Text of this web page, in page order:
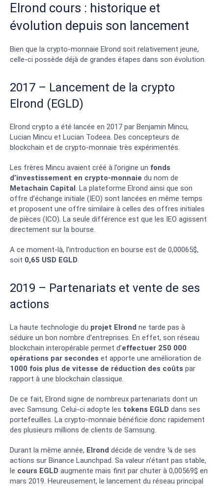
Elrond cours : historique et
évolution depuis son lancement
Bien que la crypto-monnaie Elrond soit relativement jeune,
celle-ci possède déjà de grandes étapes dans son évolution.
2017 – Lancement de la crypto
Elrond (EGLD)
Elrond crypto a été lancée en 2017 par Benjamin Mincu,
Lucian Mincu et Lucian Todeea. Des concepteurs de
blockchain et de crypto-monnaie très expérimentés.
Les frères Mincu avaient créé à l’origine un fonds
d’investissement en crypto-monnaie du nom de
Metachain Capital. La plateforme Elrond ainsi que son
offre d’échange initiale (IEO) sont lancées en même temps
et proposent une offre similaire à celles des offres initiales
de pièces (ICO). La seule différence est que les IEO agissent
directement sur la bourse.
A ce moment-là, l’introduction en bourse est de 0,00065$,
soit 0,65 USD EGLD.
2019 – Partenariats et vente de ses
actions
La haute technologie du projet Elrond ne tarde pas à
séduire un bon nombre d’entreprises. En effet, son réseau
blockchain interopérable permet d’effectuer 250 000
opérations par secondes et apporte une amélioration de
1000 fois plus de vitesse de réduction des coûts par
rapport à une blockchain classique.
De ce fait, Elrond signe de nombreux partenariats dont un
avec Samsung. Celui-ci adopte les tokens EGLD dans ses
portefeuilles. La crypto-monnaie bénéficie donc rapidement
des plusieurs millions de clients de Samsung.
Durant la même année, Elrond décide de vendre ¼ de ses
actions sur Binance Launchpad. Sa valeur n’étant pas stable,
le cours EGLD augmente mais finit par chuter à 0,00569$ en
mars 2019. Heureusement, le lancement du réseau principal